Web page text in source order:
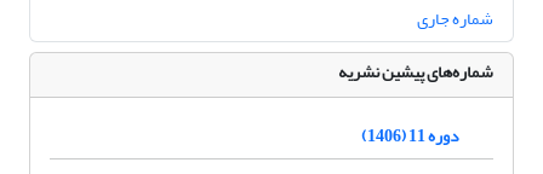
شماره جاری
شماره‌های پیشین نشریه
دوره 11 (1406)